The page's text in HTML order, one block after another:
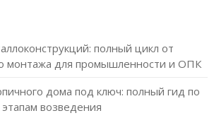
полный цикл от
монтажа для промышленности и ОПК
дома под ключ: полный гид по
возведения